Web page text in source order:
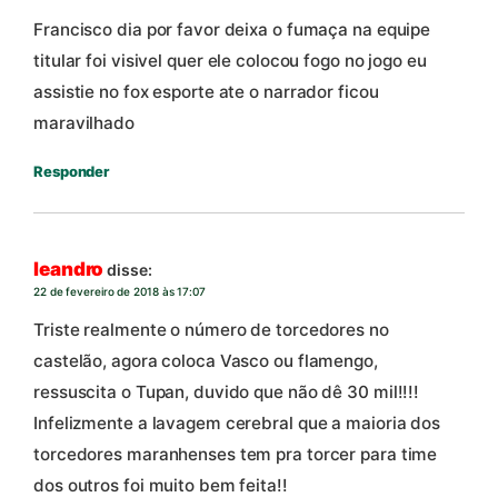
Francisco dia por favor deixa o fumaça na equipe
titular foi visivel quer ele colocou fogo no jogo eu
assistie no fox esporte ate o narrador ficou
maravilhado
Responder
leandro disse:
22 de fevereiro de 2018 às 17:07
Triste realmente o número de torcedores no
castelão, agora coloca Vasco ou flamengo,
ressuscita o Tupan, duvido que não dê 30 mil!!!!
Infelizmente a lavagem cerebral que a maioria dos
torcedores maranhenses tem pra torcer para time
dos outros foi muito bem feita!!